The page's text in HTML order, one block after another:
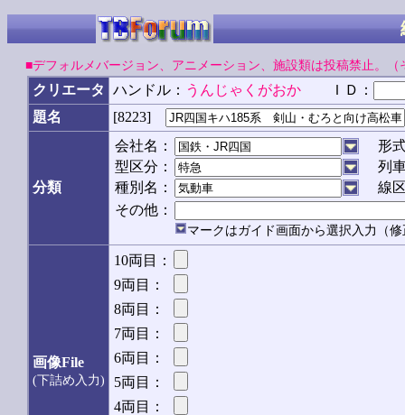
■デフォルメバージョン、アニメーション、施設類は投稿禁止。（
クリエータ ハンドル： うんじゃくがおか ＩＤ：
題名
[8223]
分類
会社名：
型区分：
種別名：
形
列
線
その他：
マークはガイド画面から選択入力（
画像File
(下詰め入力)
10両目：
9両目：
8両目：
7両目：
6両目：
5両目：
4両目：